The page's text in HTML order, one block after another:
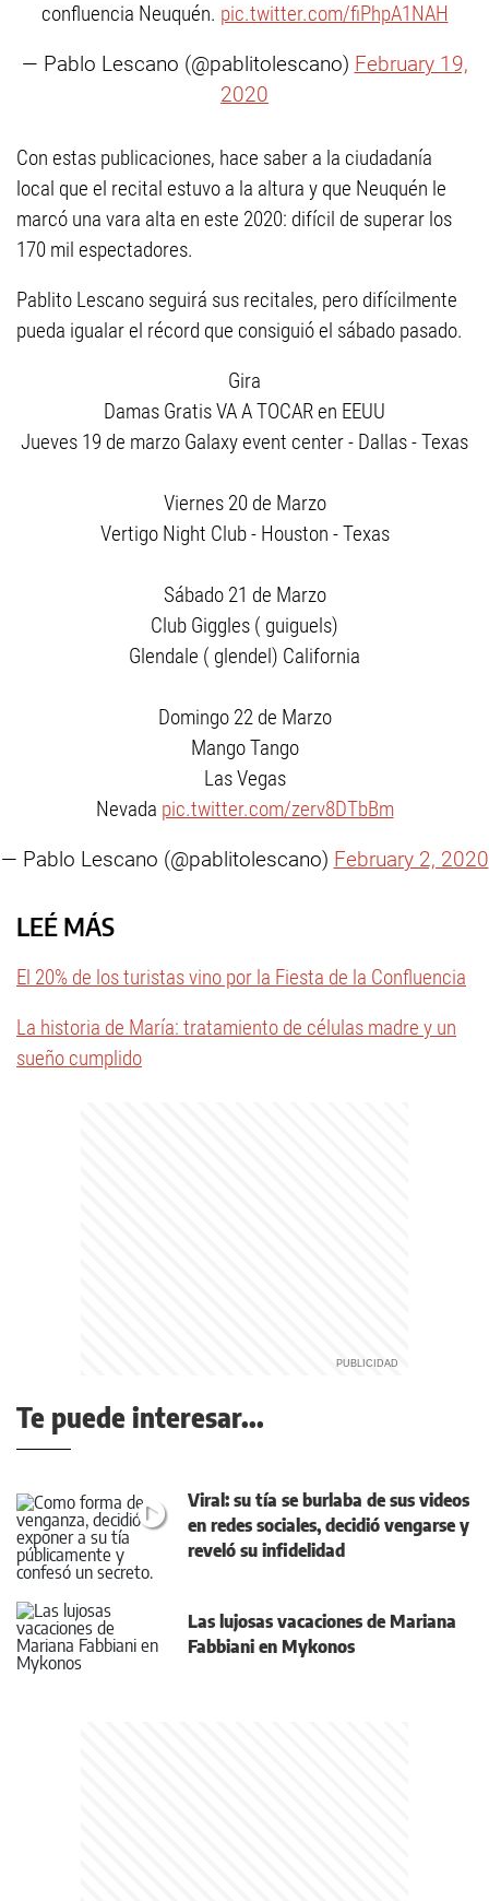
confluencia Neuquén. pic.twitter.com/fiPhpA1NAH
— Pablo Lescano (@pablitolescano) February 19,
2020
Con estas publicaciones, hace saber a la ciudadanía
local que el recital estuvo a la altura y que Neuquén le
marcó una vara alta en este 2020: difícil de superar los
170 mil espectadores.
Pablito Lescano seguirá sus recitales, pero difícilmente
pueda igualar el récord que consiguió el sábado pasado.
Gira
Damas Gratis VA A TOCAR en EEUU
Jueves 19 de marzo Galaxy event center - Dallas - Texas
Viernes 20 de Marzo
Vertigo Night Club - Houston - Texas
Sábado 21 de Marzo
Club Giggles ( guiguels)
Glendale ( glendel) California
Domingo 22 de Marzo
Mango Tango
Las Vegas
Nevada pic.twitter.com/zerv8DTbBm
— Pablo Lescano (@pablitolescano) February 2, 2020
LEÉ MÁS
El 20% de los turistas vino por la Fiesta de la Confluencia
La historia de María: tratamiento de células madre y un
sueño cumplido
Te puede interesar...
Viral: su tía se burlaba de sus videos
en redes sociales, decidió vengarse y
reveló su infidelidad
Las lujosas vacaciones de Mariana
Fabbiani en Mykonos